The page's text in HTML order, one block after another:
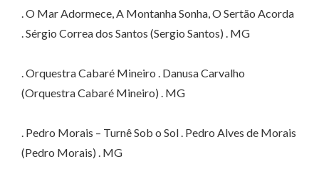
. O Mar Adormece, A Montanha Sonha, O Sertão Acorda
. Sérgio Correa dos Santos (Sergio Santos) . MG
. Orquestra Cabaré Mineiro . Danusa Carvalho
(Orquestra Cabaré Mineiro) . MG
. Pedro Morais – Turnê Sob o Sol . Pedro Alves de Morais
(Pedro Morais) . MG